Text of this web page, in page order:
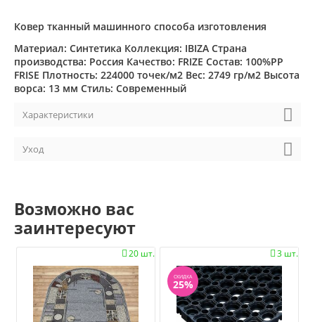
Ковер тканный машинного способа изготовления
Материал: Синтетика Коллекция: IBIZA Страна
производства: Россия Качество: FRIZE Состав: 100%PP
FRISE Плотность: 224000 точек/м2 Вес: 2749 гр/м2 Высота
ворса: 13 мм Стиль: Современный
Характеристики
Уход
Возможно вас
заинтересуют
20 шт.
 3 шт.

СКИДКА
25%